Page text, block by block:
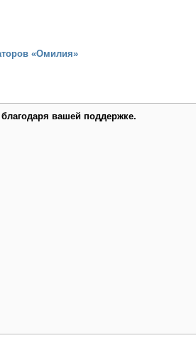
«Омилия»
вашей поддержке.